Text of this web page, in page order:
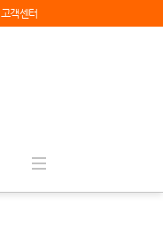
고객센터